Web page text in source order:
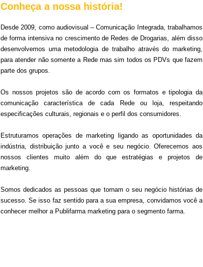
Conheça a nossa história!
Desde 2009, como audiovisual – Comunicação Integrada, trabalhamos
de forma intensiva no crescimento de Redes de Drogarias, além disso
desenvolvemos uma metodologia de trabalho através do marketing,
para atender não somente a Rede mas sim todos os PDVs que fazem
parte dos grupos.
Os nossos projetos são de acordo com os formatos e tipologia da
comunicação característica de cada Rede ou loja, respeitando
especificações culturais, regionais e o perfil dos consumidores.
Estruturamos operações de marketing ligando as oportunidades da
indústria, distribuição junto a você e seu negócio. Oferecemos aos
nossos clientes muito além do que estratégias e projetos de
marketing.
Somos dedicados as pessoas que tornam o seu negócio histórias de
sucesso. Se isso faz sentido para a sua empresa, convidamos você a
conhecer melhor a Publifarma marketing para o segmento farma.